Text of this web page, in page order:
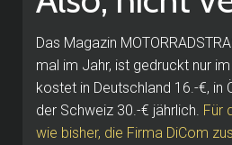
Das Magazin
mal im Jahr, ist gedruckt nur
kostet in Deutschland 16.-€, in
der Schweiz 30.-€ jährlich. Für
wie bisher, die Firma DiCom